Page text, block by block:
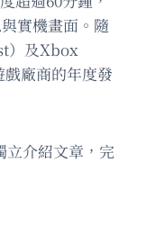
實機畫面。隨
）及Xbox
廠商的年度發
立介紹文章，完